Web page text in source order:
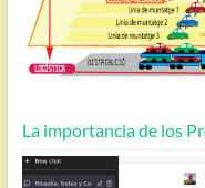
La importancia de los